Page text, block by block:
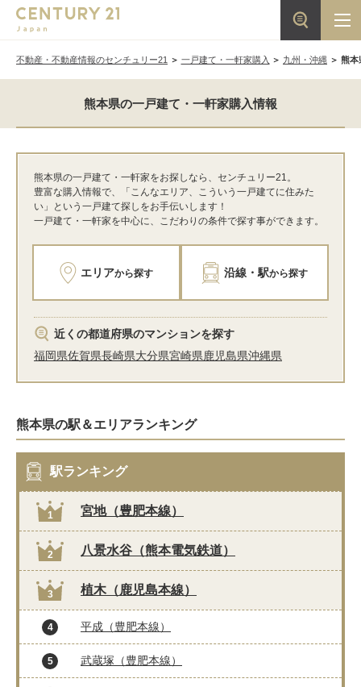
不動産・不動産情報のセンチュリー21 一戸建て・一軒家購入 九州・沖縄 熊本
熊本県の一戸建て・一軒家購入情報
熊本県の一戸建て・一軒家をお探しなら、センチュリー21。
豊富な購入情報で、「こんなエリア、こういう一戸建てに住みた
い」という一戸建て探しをお手伝いします！
一戸建て・一軒家を中心に、こだわりの条件で探す事ができます。
エリアから探す 沿線・駅から探す
近くの都道府県のマンションを探す
福岡県佐賀県長崎県大分県宮崎県鹿児島県沖縄県
熊本県の駅＆エリアランキング
駅ランキング
1 宮地（豊肥本線）
2 八景水谷（熊本電気鉄道）
3 植木（鹿児島本線）
4 平成（豊肥本線）
5 武蔵塚（豊肥本線）